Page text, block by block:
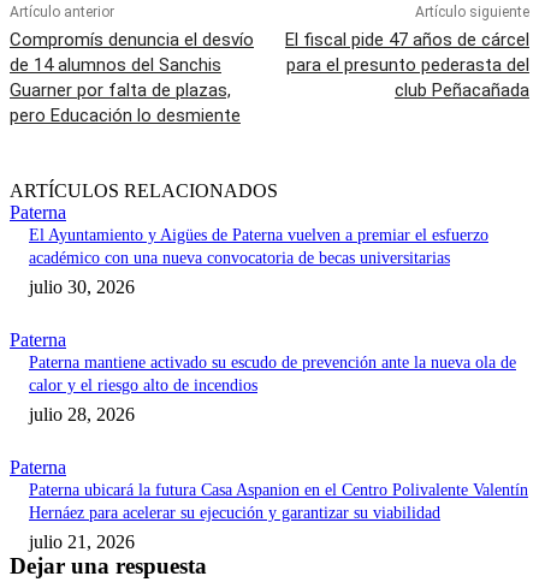
Artículo anterior
Compromís denuncia el desvío
de 14 alumnos del Sanchis
Guarner por falta de plazas,
pero Educación lo desmiente
Artículo siguiente
El fiscal pide 47 años de cárcel
para el presunto pederasta del
club Peñacañada
ARTÍCULOS RELACIONADOS
Paterna
El Ayuntamiento y Aigües de Paterna vuelven a premiar el esfuerzo
académico con una nueva convocatoria de becas universitarias
julio 30, 2026
Paterna
Paterna mantiene activado su escudo de prevención ante la nueva ola de
calor y el riesgo alto de incendios
julio 28, 2026
Paterna
Paterna ubicará la futura Casa Aspanion en el Centro Polivalente Valentín
Hernáez para acelerar su ejecución y garantizar su viabilidad
julio 21, 2026
Dejar una respuesta